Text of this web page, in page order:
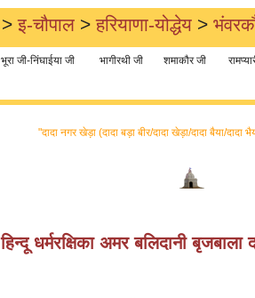
>इ-चौपाल >हरियाणा-योद्धेय >
भूरा जी-निंघाईया जी भागीरथी जी शमाकौर जी
"दादा नगर खेड़ा (दादा बड़ा बीर/दादा खेड़ा/दादा बैया/दादा
हिन्दू धर्मरक्षिका अमर बलिदानी बृजबाला